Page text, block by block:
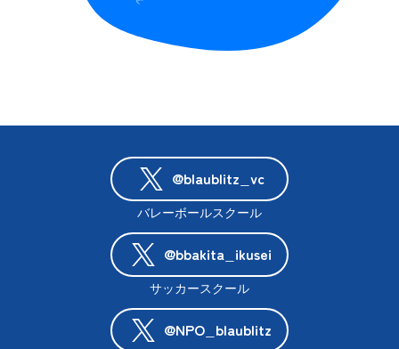
@blaublitz_vc
バレーボールスクール
@bbakita_ikusei
サッカースクール
@NPO_blaublitz